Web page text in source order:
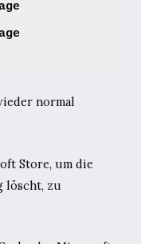
normal
Store, um die
löscht, zu